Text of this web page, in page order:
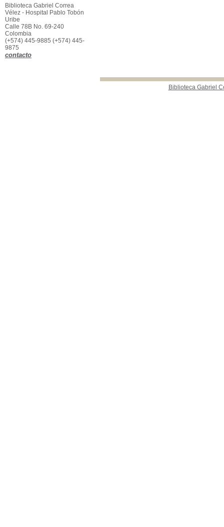
Biblioteca Gabriel
20192019 [1]
Palabras clave
anginaangina[1]
dolor torácico
dolor torácico
infartoinfarto
miocardio
miocardio
Biblioteca Gabriel Correa
Vélez - Hospital Pablo Tobón
Uribe
Calle 78B No. 69-240
Colombia
(+574) 445-9885 (+574) 445-
9875
contacto